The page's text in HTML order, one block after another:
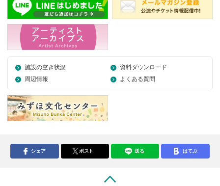
施設の空き状況
資料ダウンロード
周辺情報
よくある質問
シェア ポスト 送る はてぶ